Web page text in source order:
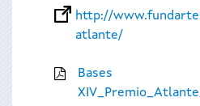
http://
atlante/
Bases